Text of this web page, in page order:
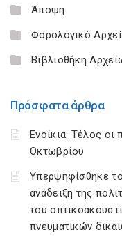
Άποψη
Φορολογικό
Βιβλιοθήκη
Πρόσφατα άρθρα
Ενοίκια: Τέλος
Οκτωβρίου
Υπερψηφίσθηκε το
ανάδειξη της
του
πνευματικών